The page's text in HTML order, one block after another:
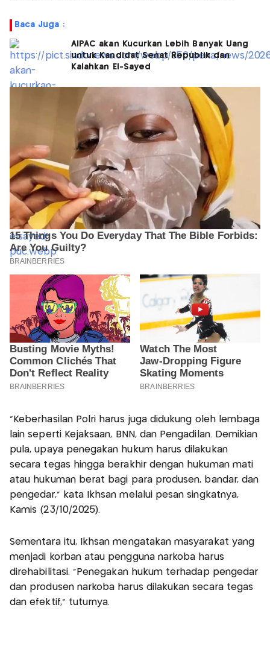
Baca Juga :
AIPAC akan Kucurkan Lebih Banyak Uang
untuk Kandidat Senat Republik dan
Kalahkan El-Sayed
“Keberhasilan Polri harus juga didukung oleh lembaga
lain seperti Kejaksaan, BNN, dan Pengadilan. Demikian
pula, upaya penegakan hukum harus dilakukan
secara tegas hingga berakhir dengan hukuman mati
atau hukuman berat bagi para produsen, bandar, dan
pengedar,” kata Ikhsan melalui pesan singkatnya,
Kamis (23/10/2025).
Sementara itu, Ikhsan mengatakan masyarakat yang
menjadi korban atau pengguna narkoba harus
direhabilitasi. “Penegakan hukum terhadap pengedar
dan produsen narkoba harus dilakukan secara tegas
dan efektif,” tuturnya.